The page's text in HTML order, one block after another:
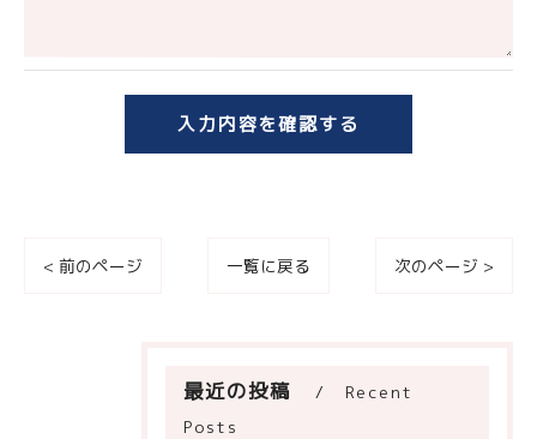
当社では、お客様の個人情報の開示･訂正･削除・利
個人情報の開示･訂正･削除・利用停止の具体的手続
< 前のページ 一覧に戻る 次のページ >
最近の投稿
Recent
Posts